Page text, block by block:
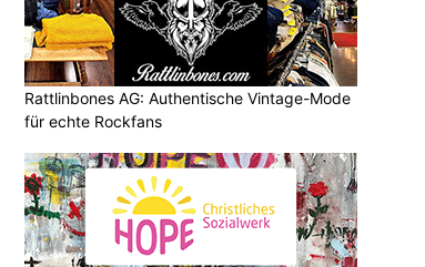
Rattlinbones AG: Authentische Vintage-Mode
für echte Rockfans